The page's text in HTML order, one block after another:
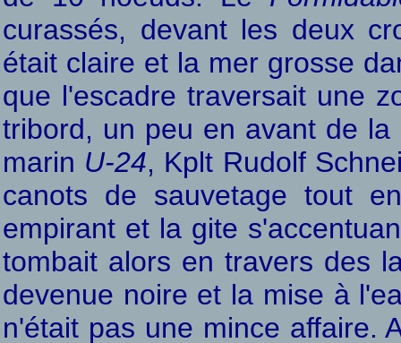
curassés, devant les deux
était claire et la mer grosse
que l'escadre traversait une
tribord, un peu en avant de
marin U-24, Kplt Rudolf
canots de sauvetage tout
empirant et la gite
tombait alors en travers des
devenue noire et la mise à
n'était pas une mince affaire.